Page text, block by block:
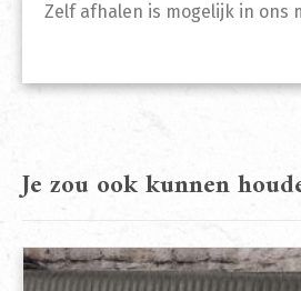
Zelf afhalen is mogelijk in ons
Je zou ook kunnen